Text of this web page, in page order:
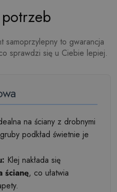
samoprzylepny to gwarancja
sprawdzi się u Ciebie lepiej.
na ściany z drobnymi
podkład świetnie je
Klej nakłada się
ścianę, co ułatwia